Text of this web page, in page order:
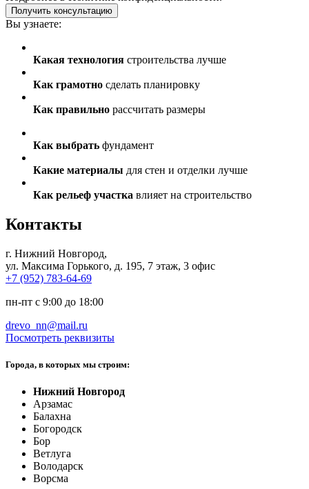
Получить консультацию
Вы узнаете:
Какая технология строительства лучше
Как грамотно сделать планировку
Как правильно рассчитать размеры
Как выбрать фундамент
Какие материалы для стен и отделки лучше
Как рельеф участка влияет на строительство
Контакты
г. Нижний Новгород,
ул. Максима Горького, д. 195, 7 этаж, 3 офис
+7 (952) 783-64-69
пн-пт с 9:00 до 18:00
drevo_nn@mail.ru
Посмотреть реквизиты
Города, в которых мы строим:
Нижний Новгород
Арзамас
Балахна
Богородск
Бор
Ветлуга
Володарск
Ворсма